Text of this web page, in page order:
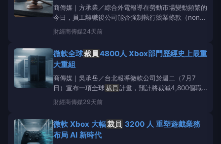
商傳媒｜方承業／綜合外電報導在勞動市場變動頻繁的
今日，員工離職後公司能否強制執行競業條款（non-
competeclause），意指員工離職後在一定期間內不
能到競爭對手公司任職或從事與原公司業務有競爭關係
家針對公司裁員後，此類條款的法律效力提
財經商傳媒24天前
微軟全球裁員4800人 Xbox部門歷經史上最重
大重組
商傳媒｜吳承岳／台北報導微軟公司於週二（7月7
日）宣布一項全球裁員 計畫，預計將裁減4,800個職
位，約佔其全球員工總數的2.1%。此次重組主要影響
銷售、顧問服務以及遊戲部門Xbox，其中Xbox將歷經
將裁減高達3,200個職位，佔其
財經商傳媒29天前
微軟 Xbox 大幅裁員 3200 人 重塑遊戲業務
布局 AI 新時代